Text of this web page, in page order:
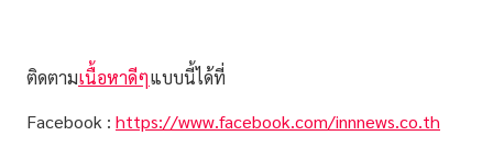
ติดตามเนื้อหาดีๆแบบนี้ได้ที่
Facebook : https://www.facebook.com/innnews.co.th